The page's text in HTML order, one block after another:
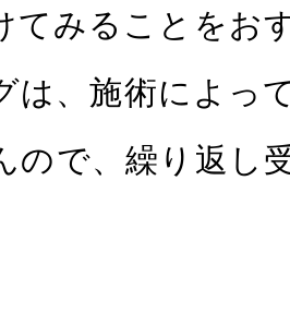
てみることをお
は、施術によっ
ので、繰り返し